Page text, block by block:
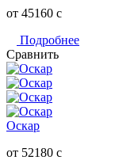
от 45160 c
Подробнее
Сравнить
Оскар
от 52180 c